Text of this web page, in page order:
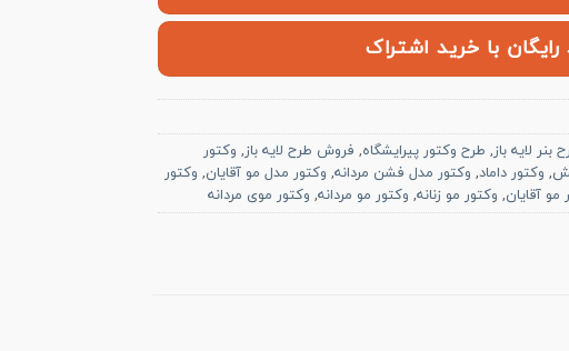
رایگان با خرید اشتراک
بنر لایه باز, طرح وکتور پیرایشگاه, فروش طرح لایه باز, وکتور
, وکتور داماد, وکتور مدل فشن مردانه, وکتور مدل مو آقایان, وکتور
مو آقایان, وکتور مو زنانه, وکتور مو مردانه, وکتور موی مردانه